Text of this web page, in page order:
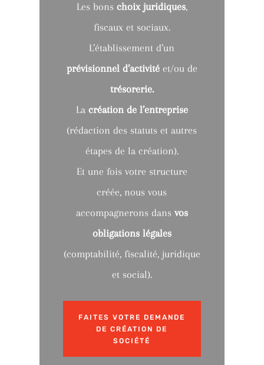
Les bons choix juridiques,
fiscaux et sociaux.
L’établissement d’un
prévisionnel d’activitéet/ou de
trésorerie.
La création de l’entreprise
(rédaction des statuts et autres
étapes de la création).
Et une fois votre structure
créée, nous vous
accompagnerons dans vos
obligations légales
(comptabilité, fiscalité, juridique
et social).
FAITES VOTRE DEMANDE
DE CRÉATION DE
SOCIÉTÉ